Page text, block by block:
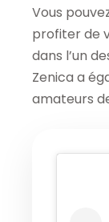
Vous
profiter de
dans l’un
Zenica a
amateurs